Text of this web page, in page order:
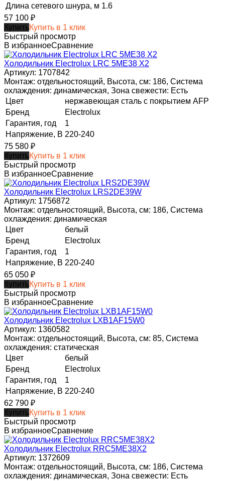
Длина сетевого шнура, м 1.6
57 100 ₽
КупитьКупить в 1 клик
Быстрый просмотр
В избранноеСравнение
Холодильник Electrolux LRC 5ME38 X2
Артикул: 1707842
Монтаж: отдельностоящий, Высота, см: 186, Система
охлаждения: динамическая, Зона свежести: Есть
Цвет
нержавеющая сталь с покрытием AFP
Бренд
Electrolux
Гарантия, год
1
Напряжение, В 220-240
75 580 ₽
КупитьКупить в 1 клик
Быстрый просмотр
В избранноеСравнение
Холодильник Electrolux LRS2DE39W
Артикул: 1756872
Монтаж: отдельностоящий, Высота, см: 186, Система
охлаждения: динамическая
Цвет
белый
Бренд
Electrolux
Гарантия, год
1
Напряжение, В 220-240
65 050 ₽
КупитьКупить в 1 клик
Быстрый просмотр
В избранноеСравнение
Холодильник Electrolux LXB1AF15W0
Артикул: 1360582
Монтаж: отдельностоящий, Высота, см: 85, Система
охлаждения: статическая
Цвет
белый
Бренд
Electrolux
Гарантия, год
1
Напряжение, В 220-240
62 790 ₽
КупитьКупить в 1 клик
Быстрый просмотр
В избранноеСравнение
Холодильник Electrolux RRC5ME38X2
Артикул: 1372609
Монтаж: отдельностоящий, Высота, см: 186, Система
охлаждения: динамическая, Зона свежести: Есть